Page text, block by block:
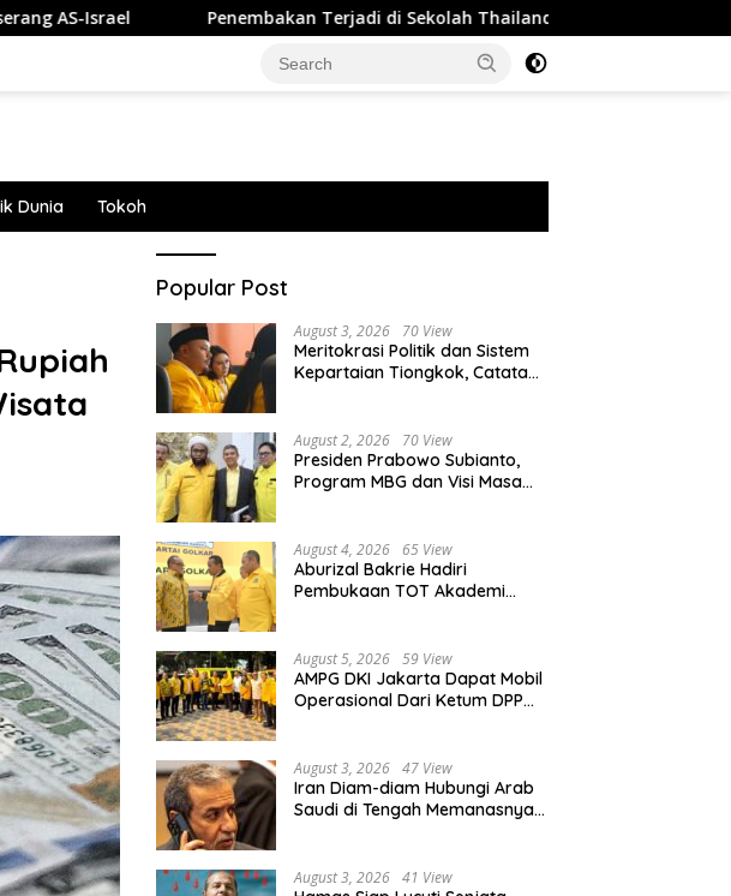
Penembakan Terjadi di Sekolah Thailand, 2 Orang Tewas dan 15 Luka
Dunia Tokoh
Popular Post
August 3, 2026 70 View
Meritokrasi Politik dan Sistem
Kepartaian Tiongkok, Catatan
August 2, 2026 70 View
Presiden Prabowo Subianto,
Program MBG dan Visi Masa
August 4, 2026 65 View
Aburizal Bakrie Hadiri
Pembukaan TOT Akademi
Berkualitas
August 5, 2026 59 View
AMPG DKI Jakarta Dapat Mobil
Operasional Dari Ketum DPP
August 3, 2026 47 View
Iran Diam-diam Hubungi Arab
Saudi di Tengah Memanasnya
August 3, 2026 41 View